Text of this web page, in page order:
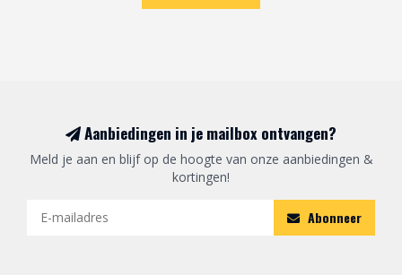
Aanbiedingen in je mailbox ontvangen?
Meld je aan en blijf op de hoogte van onze aanbiedingen &
kortingen!
Abonneer